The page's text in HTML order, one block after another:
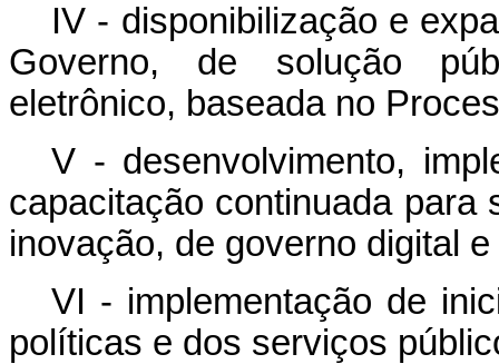
IV - disponibilização e
Governo, de solução
eletrônico, baseada no
V - desenvolvimento,
capacitação continuada para
inovação, de governo digital
VI - implementação de
políticas e dos serviços